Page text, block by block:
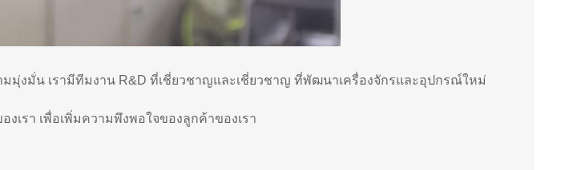
มุ่งมั่น เรามีทีมงาน R&D ที่เชี่ยวชาญและเชี่ยวชาญ ที่พัฒนาเครื่องจักรและอุปกรณ์ใหม่
เรา เพื่อเพิ่มความพึงพอใจของลูกค้าของเรา